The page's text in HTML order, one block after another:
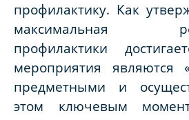
профилактику. Как
максимальная
профилактики
мероприятия являются
предметными и
этом ключевым